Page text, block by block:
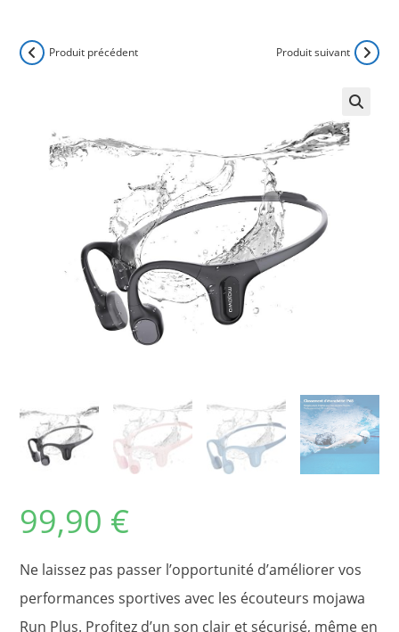
Produit précédent Produit suivant
99,90 €
Ne laissez pas passer l’opportunité d’améliorer vos
performances sportives avec les écouteurs mojawa
Run Plus. Profitez d’un son clair et sécurisé, même en